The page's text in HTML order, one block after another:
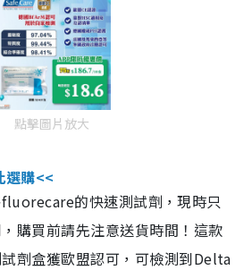
點擊圖片放大
選購<<
的快速測試劑，現時只
購買前請先注意送貨時間！這款
劑盒獲歐盟認可，可檢測到Delta